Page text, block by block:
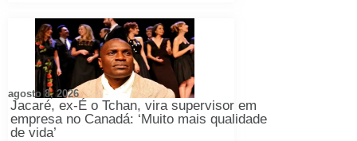
Jacaré, ex-É o Tchan, vira supervisor em
empresa no Canadá: ‘Muito mais qualidade
de vida’
agosto 8, 2026